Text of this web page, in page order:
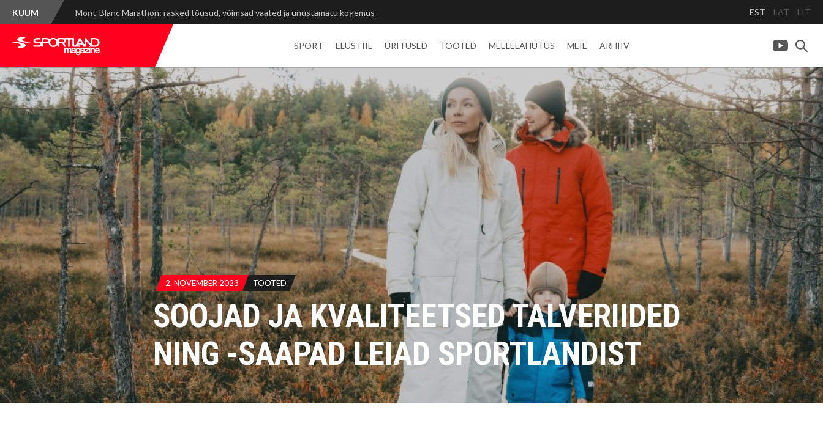
KUUM Spordinädala kokkuvõte: WRC Delfi Rally Estonia ja tiitlivõistluste medalid EST LAT LIT
SPORT ELUSTIIL ÜRITUSED TOOTED MEELELAHUTUS MEIE ARHIIV
2. NOVEMBER 2023 TOOTED
SOOJAD JA KVALITEETSED TALVERIIDED
NING -SAAPAD LEIAD SPORTLANDIST